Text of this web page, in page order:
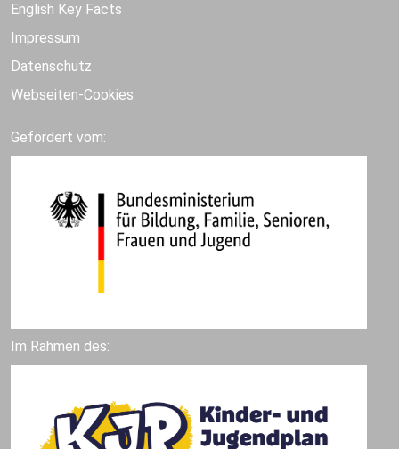
English Key Facts
Impressum
Datenschutz
Webseiten-Cookies
Gefördert vom:
Im Rahmen des: